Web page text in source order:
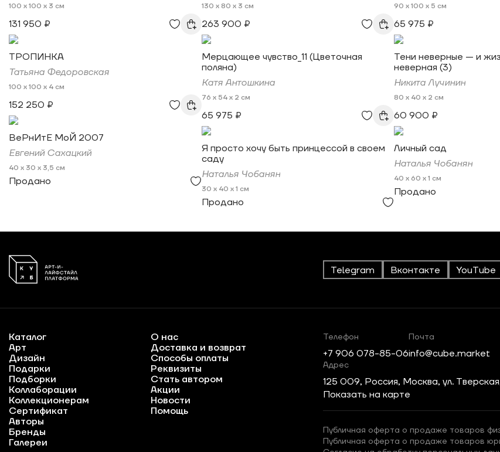
100 x 100 x 3 см
131 950 ₽
ТРОПИНКА
Татьяна Федоровская
100 x 100 x 4 см
152 250 ₽
ВеРнИтЕ МоЙ 2007
Евгений Сахацкий
40 x 30 x 3,5 см
Продано
130 x 80 x 3 см
263 900 ₽
Мерцающее чувство_11 (Цветочная
поляна)
Катя Антошкина
76 x 54 x 2 см
65 975 ₽
Я просто хочу быть принцессой в своем
саду
Наталья Чобанян
30 x 40 x 1 см
Продано
90 x 100 x 5 см
65 975 ₽
Тени неверные — и
неверная (3)
Никита Лучинин
80 x 40 x 2 см
60 900 ₽
Личный сад
Наталья Чобанян
40 x 60 x 1 см
Продано
Telegram Вконтакте YouTube
Каталог
Арт
Дизайн
Подарки
Подборки
Коллаборации
Коллекционерам
Сертификат
Авторы
Бренды
Галереи
О нас
Доставка и возврат
Способы оплаты
Реквизиты
Стать автором
Акции
Новости
Помощь
Телефон
+7 906 078-85-06
Почта
info@cube.market
Адрес
125 009, Россия, Москва, ул.
Показать на карте
Публичная оферта о продаже товаров
Публичная оферта о продаже товаров